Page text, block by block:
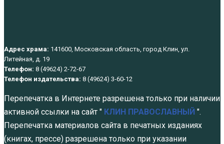
Адрес храма: 141600, Московская область, город Клин, ул.
Литейная, д. 19
Телефон: 8 (49624) 2-72-67
Телефон издательства: 8 (49624) 3-60-12
Перепечатка в Интернете разрешена только при наличии
активной ссылки на сайт " КЛИН ПРАВОСЛАВНЫЙ ".
Перепечатка материалов сайта в печатных изданиях
(книгах, прессе) разрешена только при указании